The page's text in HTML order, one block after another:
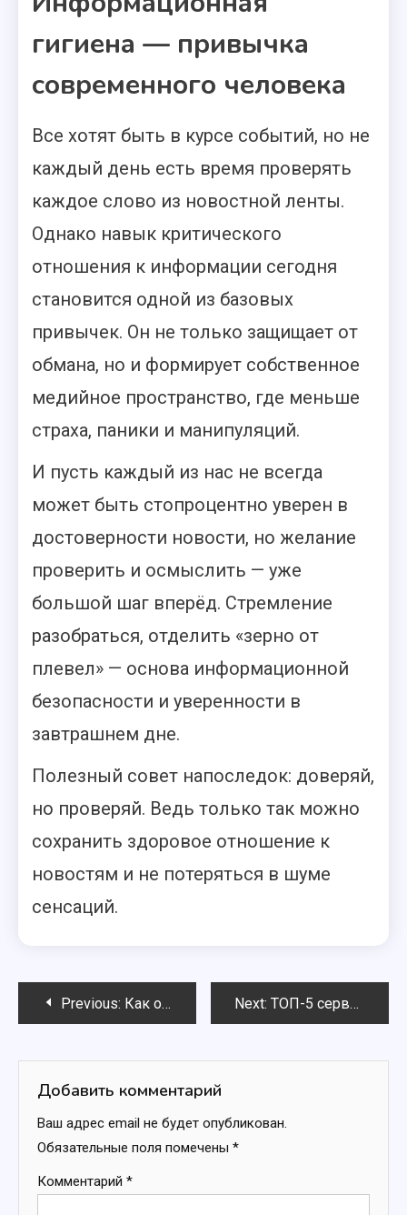
гигиена — привычка
современного человека
Все хотят быть в курсе событий, но не
каждый день есть время проверять
каждое слово из новостной ленты.
Однако навык критического
отношения к информации сегодня
становится одной из базовых
привычек. Он не только защищает от
обмана, но и формирует собственное
медийное пространство, где меньше
страха, паники и манипуляций.
И пусть каждый из нас не всегда
может быть стопроцентно уверен в
достоверности новости, но желание
проверить и осмыслить — уже
большой шаг вперёд. Стремление
разобраться, отделить «зерно от
плевел» — основа информационной
безопасности и уверенности в
завтрашнем дне.
Полезный совет напоследок: доверяй,
но проверяй. Ведь только так можно
сохранить здоровое отношение к
новостям и не потеряться в шуме
сенсаций.
Навигация
записям
Previous: Как оформить подписку на новостные рассылки и не пожалеть Next: ТОП-5 сервисов для поиска свежих новостей онлайн
Добавить комментарий
Ваш адрес email не будет опубликован.
Обязательные поля помечены *
Комментарий *